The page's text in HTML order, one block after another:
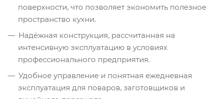
поверхности, что позволяет экономить полезное
пространство кухни.
Надёжная конструкция, рассчитанная на
интенсивную эксплуатацию в условиях
профессионального предприятия.
Удобное управление и понятная ежедневная
эксплуатация для поваров, заготовщиков и